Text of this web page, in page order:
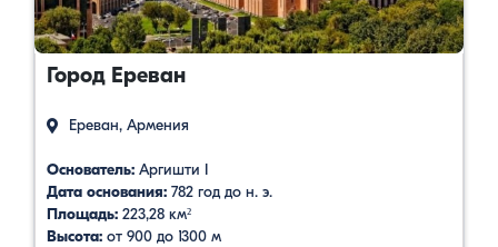
Город Ереван
Ереван, Армения
Основатель: Аргишти I
Дата основания: 782 год до н. э.
Площадь: 223,28 км²
Высота: от 900 до 1300 м